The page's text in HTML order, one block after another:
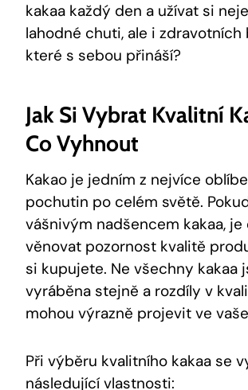
kakaa každý⁣ den ‌a užívat si
lahodné chuti, ale ⁣i zdravotních
které s sebou ​přináší?
Jak Si Vybrat ​kvalitní
Co Vyhnout
Kakao je jedním z‌ nejvíce
pochutin po celém světě.
vášnivým nadšencem kakaa, ​je
věnovat pozornost ‍kvalitě
si kupujete. Ne všechny kakaa
vyráběna stejně a rozdíly v
mohou výrazně projevit ve
Při výběru ⁤kvalitního kakaa se
následující vlastnosti: